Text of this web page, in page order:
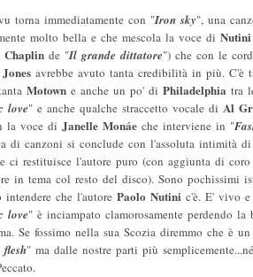
torna immediatamente con "Iron sky", una
molto bella e che mescola la voce di Nutini
de "Il grande dittatore") che con le
avrebbe avuto tanta credibilità in più. C'è
Motowne anche un po' di Philadelphia tra
love" e anche qualche straccetto vocale di Al
la voce di Janelle Monáeche interviene in "
di canzoni si conclude con l'assoluta intimità
ci restituisce l'autore puro (con aggiunta di
in tema col resto del disco). Sono pochissimi
intendere che l'autore Paolo Nutini c'è. E' vivo
love" è inciampato clamorosamente perdendo la
Se fossimo nella sua Scozia diremmo che è
" ma dalle nostre parti più